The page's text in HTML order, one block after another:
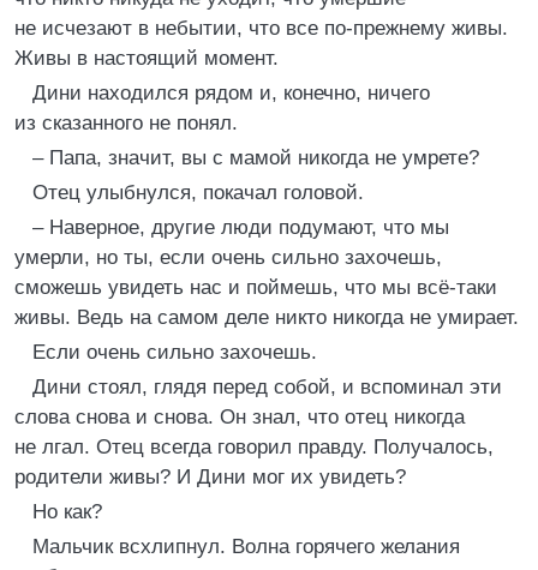
не исчезают в небытии, что все по-прежнему живы.
Живы в настоящий момент.
Дини находился рядом и, конечно, ничего
из сказанного не понял.
– Папа, значит, вы с мамой никогда не умрете?
Отец улыбнулся, покачал головой.
– Наверное, другие люди подумают, что мы
умерли, но ты, если очень сильно захочешь,
сможешь увидеть нас и поймешь, что мы всё-таки
живы. Ведь на самом деле никто никогда не умирает.
Если очень сильно захочешь.
Дини стоял, глядя перед собой, и вспоминал эти
слова снова и снова. Он знал, что отец никогда
не лгал. Отец всегда говорил правду. Получалось,
родители живы? И Дини мог их увидеть?
Но как?
Мальчик всхлипнул. Волна горячего желания